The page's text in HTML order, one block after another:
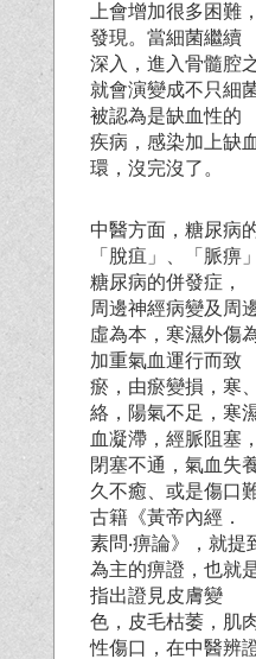
上會增加很多困難
發現。當細菌繼續
深入，進入骨髓腔
就會演變成不只細
被認為是缺血性的
疾病，感染加上缺
環，沒完沒了。
中醫方面，糖尿病
「脫疽」、「脈痹
糖尿病的併發症，
周邊神經病變及周
虛為本，寒濕外傷
加重氣血運行而致
瘀，由瘀變損，寒
絡，陽氣不足，寒
血凝滯，經脈阻塞，
閉塞不通，氣血失
久不癒、或是傷口
古籍《黃帝內經．
素問‧痹論》，就提
為主的痹證，也就
指出證見皮膚變
色，皮毛枯萎，肌
性傷口，在中醫辨